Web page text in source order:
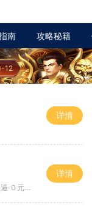
南 攻略秘籍
12
详情
元满赞
详情